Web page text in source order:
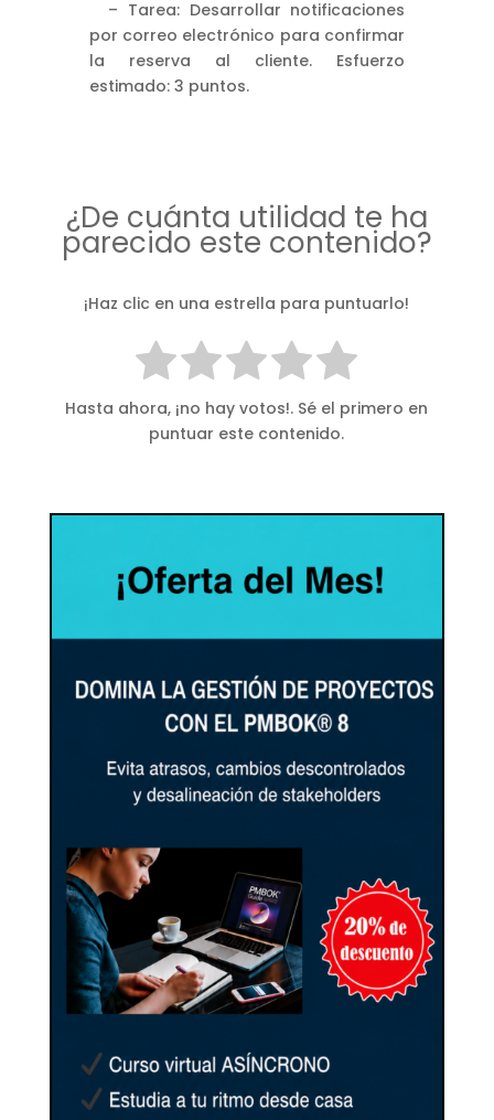
– Tarea: Desarrollar notificaciones
por correo electrónico para confirmar
la reserva al cliente. Esfuerzo
estimado: 3 puntos.
¿De cuánta utilidad te ha
parecido este contenido?
¡Haz clic en una estrella para puntuarlo!
Hasta ahora, ¡no hay votos!. Sé el primero en
puntuar este contenido.